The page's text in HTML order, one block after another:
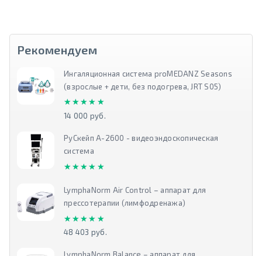
Рекомендуем
Ингаляционная система proMEDANZ Seasons
(взрослые + дети, без подогрева, JRT S05)
★★★★★
★★★★★
14 000 руб.
РуСкейп А-2600 - видеоэндоскопическая
система
★★★★★
★★★★★
LymphaNorm Air Control – аппарат для
прессотерапии (лимфодренажа)
★★★★★
★★★★★
48 403 руб.